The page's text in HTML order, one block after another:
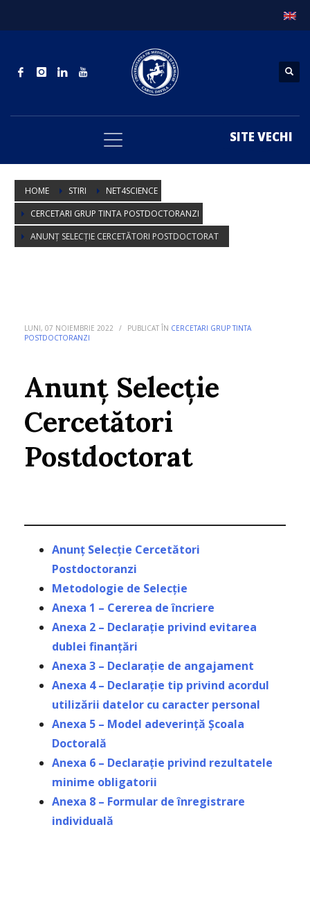
SITE VECHI
HOME STIRI
NET4SCIENCE
CERCETARI GRUP TINTA POSTDOCTORANZI
ANUNȚ SELECȚIE CERCETĂTORI POSTDOCTORAT
LUNI, 07 NOIEMBRIE 2022 / PUBLICAT ÎN CERCETARI GRUP TINTA
POSTDOCTORANZI
Anunț Selecție
Cercetători
Postdoctorat
Anunț Selecție Cercetători
Postdoctoranzi
Metodologie de Selecție
Anexa 1 – Cererea de încriere
Anexa 2 – Declarație privind evitarea
dublei finanțări
Anexa 3 – Declarație de angajament
Anexa 4 – Declarație tip privind acordul
utilizării datelor cu caracter personal
Anexa 5 – Model adeverință Școala
Doctorală
Anexa 6 – Declarație privind rezultatele
minime obligatorii
Anexa 8 – Formular de înregistrare
individuală